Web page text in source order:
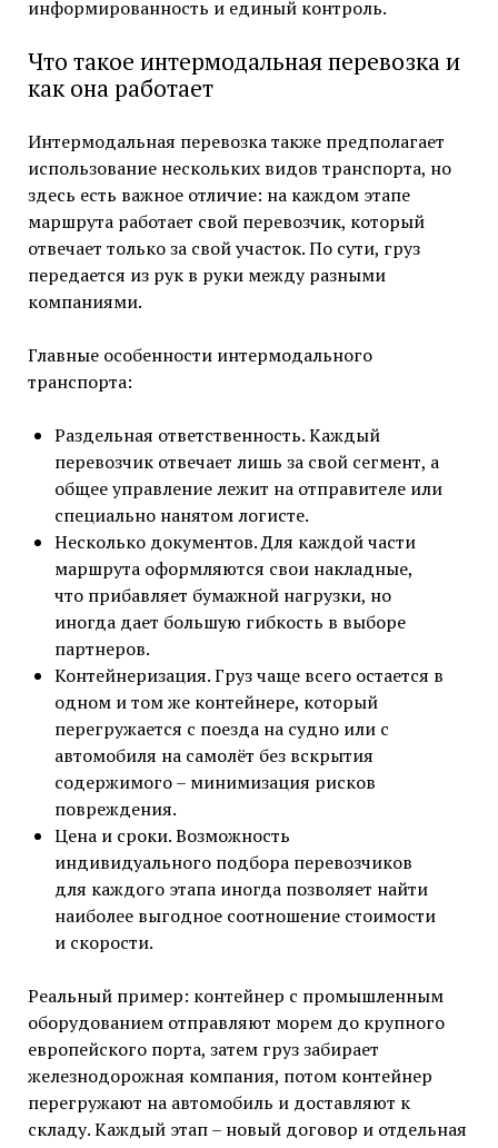
информированность и единый контроль.
Что такое интермодальная перевозка и
как она работает
Интермодальная перевозка также предполагает
использование нескольких видов транспорта, но
здесь есть важное отличие: на каждом этапе
маршрута работает свой перевозчик, который
отвечает только за свой участок. По сути, груз
передается из рук в руки между разными
компаниями.
Главные особенности интермодального
транспорта:
Раздельная ответственность. Каждый
перевозчик отвечает лишь за свой сегмент, а
общее управление лежит на отправителе или
специально нанятом логисте.
Несколько документов. Для каждой части
маршрута оформляются свои накладные,
что прибавляет бумажной нагрузки, но
иногда дает большую гибкость в выборе
партнеров.
Контейнеризация. Груз чаще всего остается в
одном и том же контейнере, который
перегружается с поезда на судно или с
автомобиля на самолёт без вскрытия
содержимого – минимизация рисков
повреждения.
Цена и сроки. Возможность
индивидуального подбора перевозчиков
для каждого этапа иногда позволяет найти
наиболее выгодное соотношение стоимости
и скорости.
Реальный пример: контейнер с промышленным
оборудованием отправляют морем до крупного
европейского порта, затем груз забирает
железнодорожная компания, потом контейнер
перегружают на автомобиль и доставляют к
складу. Каждый этап – новый договор и отдельная